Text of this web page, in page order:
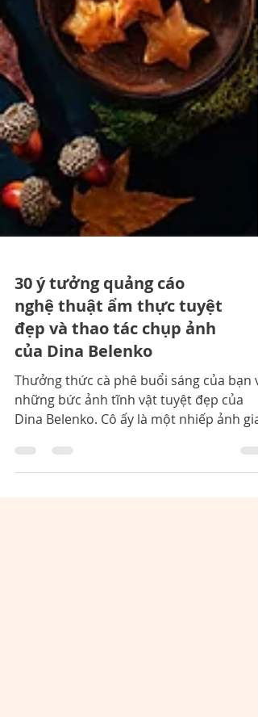
30 ý tưởng quảng cáo
nghệ thuật ẩm thực tuyệt
của Dina Belenko
Thưởng thức cà phê buổi sáng của bạn
Dina Belenko. Cô ấy là một nhiếp ảnh gia
người Nga và có niềm